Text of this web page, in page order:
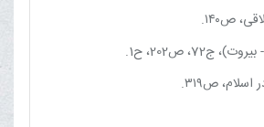
ص۱۴۰.
ج‏72، ص202، ح1.
ص۳۱۹.